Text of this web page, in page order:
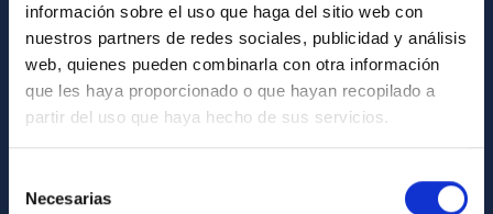
información sobre el uso que haga del sitio web con
nuestros partners de redes sociales, publicidad y análisis
web, quienes pueden combinarla con otra información
que les haya proporcionado o que hayan recopilado a
partir del uso que haya hecho de sus servicios.
Necesarias
Contacto
Cómo llegar al IAC
Directorio de personal
Biblioteca